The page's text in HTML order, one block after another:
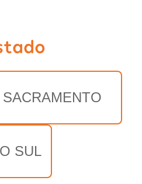
SACRAMENTO
SUL